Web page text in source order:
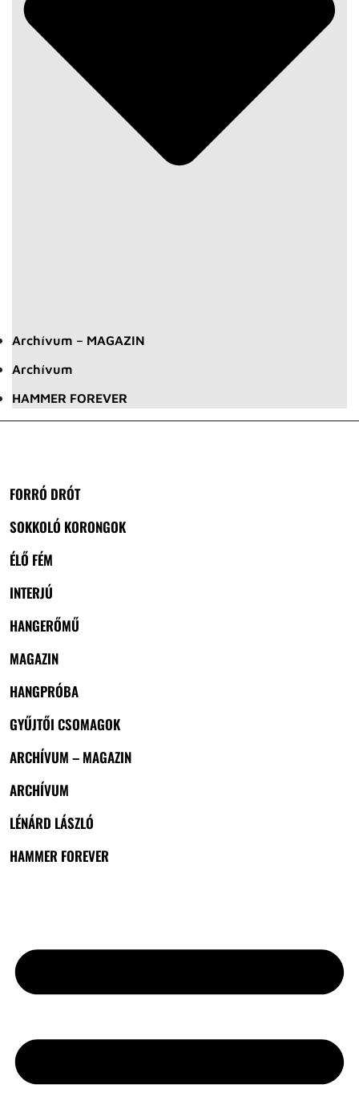
Archívum – MAGAZIN
Archívum
HAMMER FOREVER
FORRÓ DRÓT
SOKKOLÓ KORONGOK
ÉLŐ FÉM
INTERJÚ
HANGERŐMŰ
MAGAZIN
HANGPRÓBA
GYŰJTŐI CSOMAGOK
ARCHÍVUM – MAGAZIN
ARCHÍVUM
LÉNÁRD LÁSZLÓ
HAMMER FOREVER